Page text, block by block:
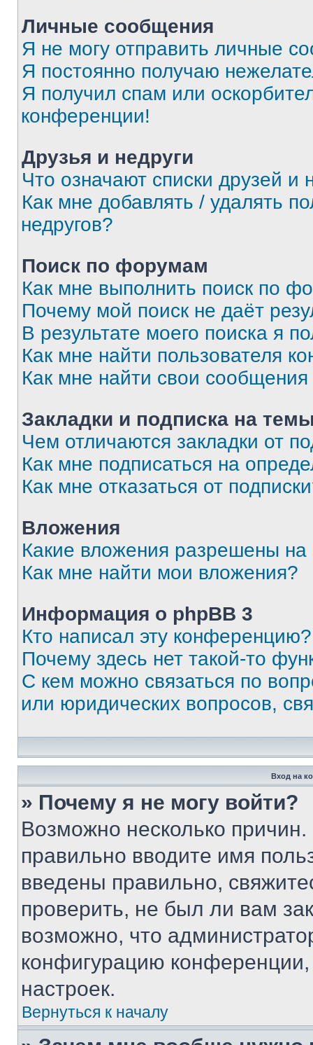
Личные сообщения
Я не могу отправить личные
Я постоянно получаю
Я получил спам или
конференции!
Друзья и недруги
Что означают списки друзей и
Как мне добавлять / удалять
недругов?
Поиск по форумам
Как мне выполнить поиск по
Почему мой поиск не даёт
В результате моего поиска я
Как мне найти пользователя
Как мне найти свои
Закладки и подписка на
Чем отличаются закладки от
Как мне подписаться на
Как мне отказаться от
Вложения
Какие вложения разрешены
Как мне найти мои вложения?
Информация о phpBB 3
Кто написал эту конференцию?
Почему здесь нет такой-то
С кем можно связаться по
или юридических вопросов,
Вход на
» Почему я не могу войти?
Возможно несколько
правильно вводите имя
введены правильно,
проверить, не был ли вам
возможно, что
конфигурацию
настроек.
Вернуться к началу